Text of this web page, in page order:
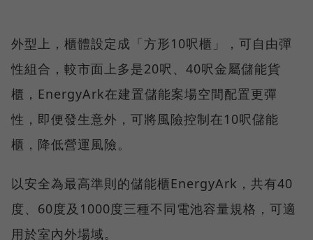
外型上，櫃體設定成「方形10呎櫃」，可自由彈
性組合，較市面上多是20呎、40呎金屬儲能貨
櫃，EnergyArk在建置儲能案場空間配置更彈
性，即便發生意外，可將風險控制在10呎儲能
櫃，降低營運風險。
以安全為最高準則的儲能櫃EnergyArk，共有40
度、60度及1000度三種不同電池容量規格，可適
用於室內外場域。